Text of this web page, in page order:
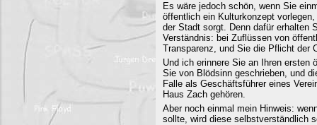
Es wäre jedoch schön, wenn Sie
öffentlich ein Kulturkonzept
der Stadt sorgt. Denn dafür erhalten
Verständnis: bei Zuflüssen von
Transparenz, und Sie die Pflicht der
Und ich erinnere Sie an Ihren ersten
Sie von Blödsinn geschrieben, und
Falle als Geschäftsführer eines
Haus Zach gehören.
Aber noch einmal mein Hinweis:
sollte, wird diese selbstverständlich